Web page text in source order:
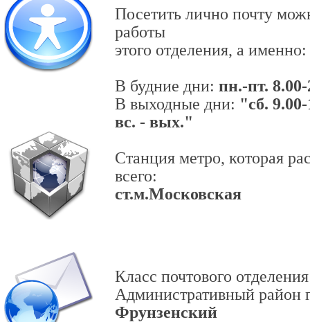
Посетить лично почту
работы
этого отделения, а именно:
В будние дни: пн.-пт. 8.00-
В выходные дни: "сб.
вс. - вых."
Станция метро, которая
всего:
ст.м.Московская
Класс почтового
Административный район
Фрунзенский